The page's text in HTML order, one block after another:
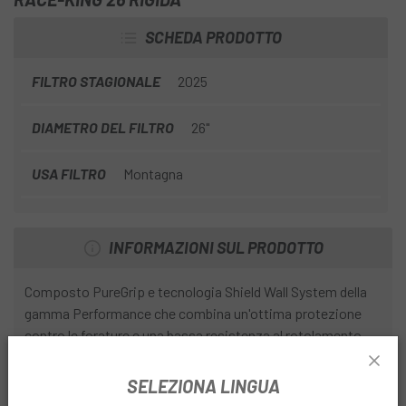
frequentemente la bici.SCHEDA PRODOTTO
FILTRO STAGIONALE 2025
DIAMETRO DEL FILTRO 26"
USA FILTRO Montagna
INFORMAZIONI SUL PRODOTTO
Composto PureGrip e tecnologia Shield Wall System della
gamma Performance che combina un'ottima protezione
contro le forature e una bassa resistenza al rotolamento
Copertura con cerchio rigido.SELEZIONA LINGUA